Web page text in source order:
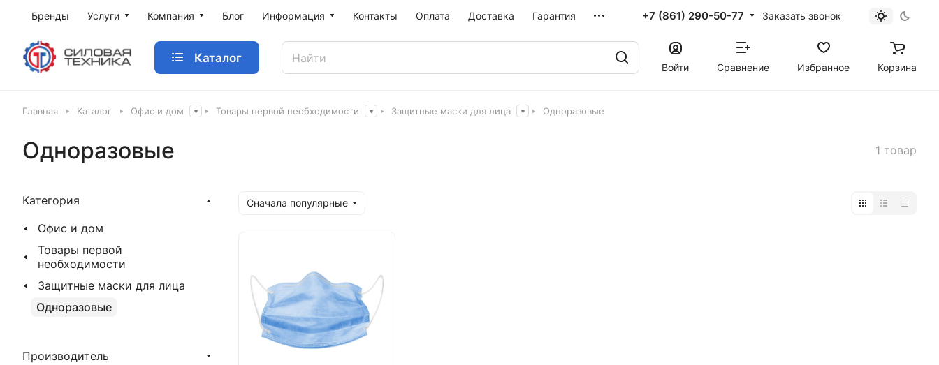
Бренды Услуги Компания Блог Информация Контакты Оплата Доставка Гарантия +7 (861) 290-50-77 Заказать звонок
Каталог
Войти Сравнение Избранное Корзина
Главная Каталог Офис и дом Товары первой необходимости Защитные маски для лица Одноразовые
Одноразовые 1 товар
Сначала популярные
Категория
Офис и дом
Товары первой
необходимости
Защитные маски для лица
Одноразовые
Производитель